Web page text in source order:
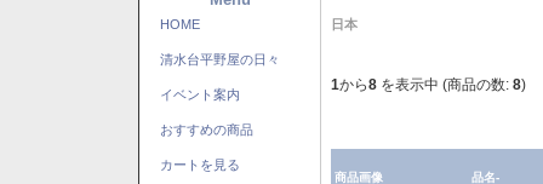
HOME
清水台平野屋の日々
イベント案内
おすすめの商品
カートを見る
日本
1から8 を表示中 (商品の数: 8)
商品画像 品名-